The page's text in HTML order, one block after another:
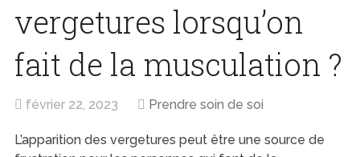
vergetures lorsqu’on
fait de la musculation ?
février 22, 2023 Prendre soin de soi
L’apparition des vergetures peut être une source de